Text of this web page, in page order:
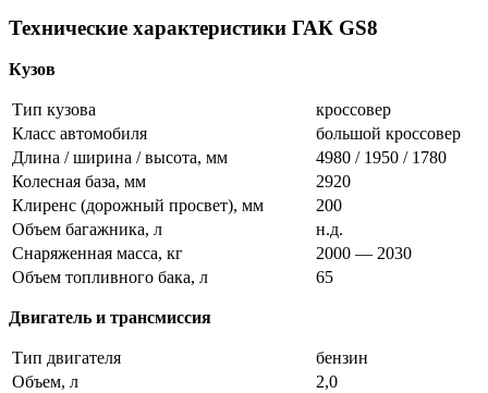
Технические характеристики ГАК GS8
Кузов
Тип кузова
кроссовер
Класс автомобиля
большой кроссовер
Длина / ширина / высота, мм
4980 / 1950 / 1780
Колесная база, мм
2920
Клиренс (дорожный просвет), мм
200
Объем багажника, л
н.д.
Снаряженная масса, кг
2000 — 2030
Объем топливного бака, л
65
Двигатель и трансмиссия
Тип двигателя
бензин
Объем, л
2,0